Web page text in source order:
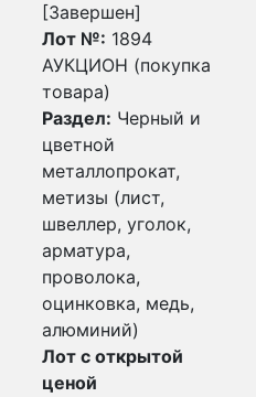
[Завершен]
Лот №: 1894
АУКЦИОН (покупка
товара)
Раздел: Черный и
цветной
металлопрокат,
метизы (лист,
швеллер, уголок,
арматура,
проволока,
оцинковка, медь,
алюминий)
Лот с открытой
ценой